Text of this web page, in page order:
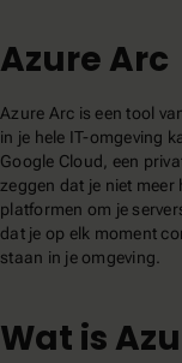
Azure Arc
Azure Arc is een tool
in je hele IT-omgeving
Google Cloud, een
zeggen dat je niet
platformen om je
dat je op elk moment
staan in je omgeving.
Wat is